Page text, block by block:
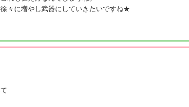
々に増やし武器にしていきたいですね★